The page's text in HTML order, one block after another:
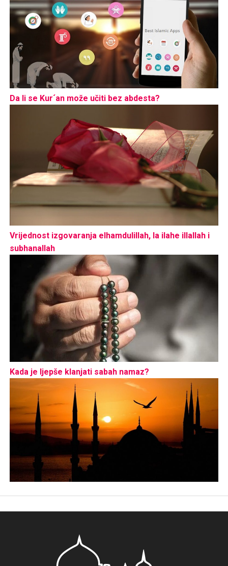
Da li se Kur´an može učiti bez abdesta?
Vrijednost izgovaranja elhamdulillah, la ilahe illallah i
subhanallah
Kada je ljepše klanjati sabah namaz?